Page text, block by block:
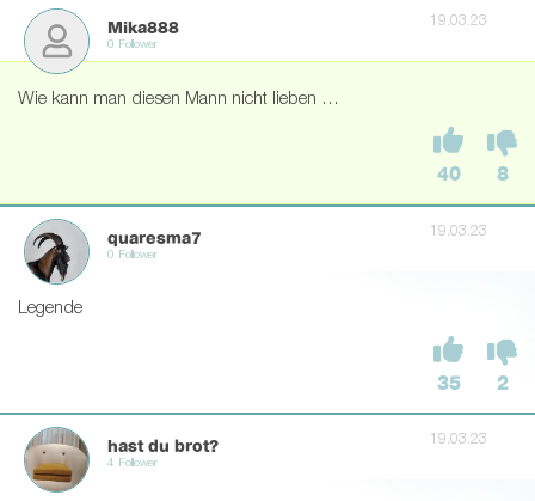
Mika888
0 Follower
19.03.23
Wie kann man diesen Mann nicht lieben …
40 8
quaresma7
0 Follower
19.03.23
Legende
35 2
hast du brot?
4 Follower
19.03.23